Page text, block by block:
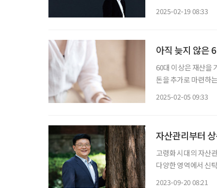
2025-02-19 08:33
아직 늦지 않은
60대 이상은 재산을 가
돈을 추가로 마련하
2025-02-05 09:33
자산관리부터
고령화 시대의 자산
다양한 영역에서 신
2023-09-20 08:21